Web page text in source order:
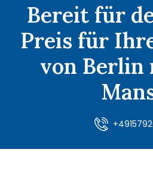
Bereit für
Preis für
von Berlin